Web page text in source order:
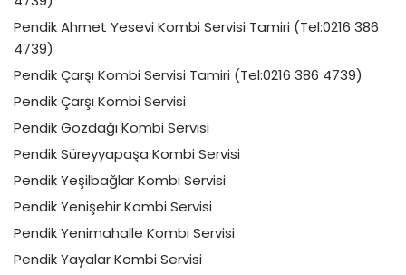
Pendik Ahmet Yesevi Kombi Servisi Tamiri (Tel:0216 386
4739)
Pendik Çarşı Kombi Servisi Tamiri (Tel:0216 386 4739)
Pendik Çarşı Kombi Servisi
Pendik Gözdağı Kombi Servisi
Pendik Süreyyapaşa Kombi Servisi
Pendik Yeşilbağlar Kombi Servisi
Pendik Yenişehir Kombi Servisi
Pendik Yenimahalle Kombi Servisi
Pendik Yayalar Kombi Servisi